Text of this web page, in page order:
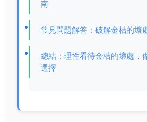
南
常見問題解答：破解金桔的壞
總結：理性看待金桔的壞處，
選擇